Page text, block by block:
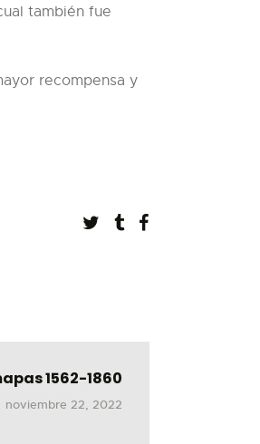
también fue
recompensa y
1562-1860
noviembre 22, 2022